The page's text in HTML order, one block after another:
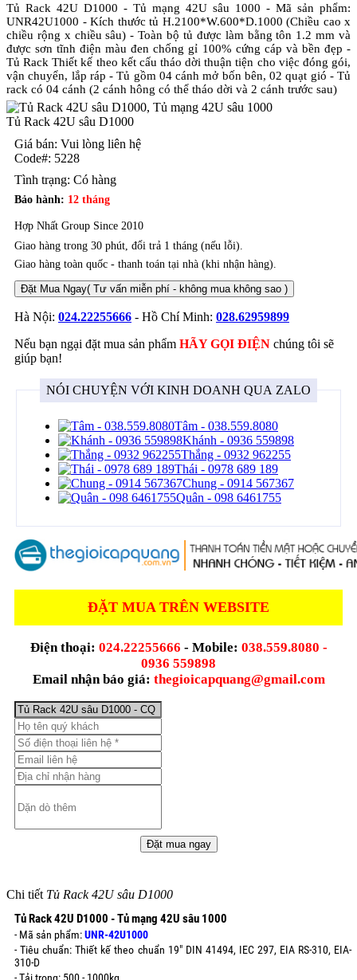
Tủ Rack 42U D1000 - Tủ mạng 42U sâu 1000 - Mã sản phẩm:
UNR42U1000 - Kích thước tủ H.2100*W.600*D.1000 (Chiều cao x
chiều rộng x chiều sâu) - Toàn bộ tủ được làm bằng tôn 1.2 mm và
được sơn tĩnh điện màu đen chống gỉ 100% cứng cáp và bền đẹp -
Tủ Rack Thiết kế theo kết cấu tháo dời thuận tiện cho việc đóng gói,
vận chuyển, lắp ráp - Tủ gồm 04 cánh mở bốn bên, 02 quạt gió - Tủ
rack có 04 cánh (2 cánh hông có thể tháo dời và 2 cánh trước sau)
Tủ Rack 42U sâu D1000
Giá bán: Vui lòng liên hệ
Code#: 5228
Tình trạng: Có hàng
Bảo hành: 12 tháng
Hợp Nhất Group Since 2010
Giao hàng trong 30 phút, đổi trả 1 tháng (nếu lỗi).
Giao hàng toàn quốc - thanh toán tại nhà (khi nhận hàng).
Đặt Mua Ngay( Tư vấn miễn phí - không mua không sao )
Hà Nội: 024.22255666 - Hồ Chí Minh: 028.62959899
Nếu bạn ngại đặt mua sản phẩm HÃY GỌI ĐIỆN chúng tôi sẽ
giúp bạn!
NÓI CHUYỆN VỚI KINH DOANH QUA ZALO
Tâm - 038.559.8080
Khánh - 0936 559898
Thắng - 0932 962255
Thái - 0978 689 189
Chung - 0914 567367
Quân - 098 6461755
ĐẶT MUA TRÊN WEBSITE
Điện thoại: 024.22255666 - Mobile: 038.559.8080 -
0936 559898
Email nhận báo giá: thegioicapquang@gmail.com
Chi tiết Tủ Rack 42U sâu D1000
Tủ Rack 42U D1000 - Tủ mạng 42U sâu 1000
- Mã sản phẩm:UNR-42U1000
- Tiêu chuẩn: Thiết kế theo chuẩn 19" DIN 41494, IEC 297, EIA RS-310, EIA-
310-D